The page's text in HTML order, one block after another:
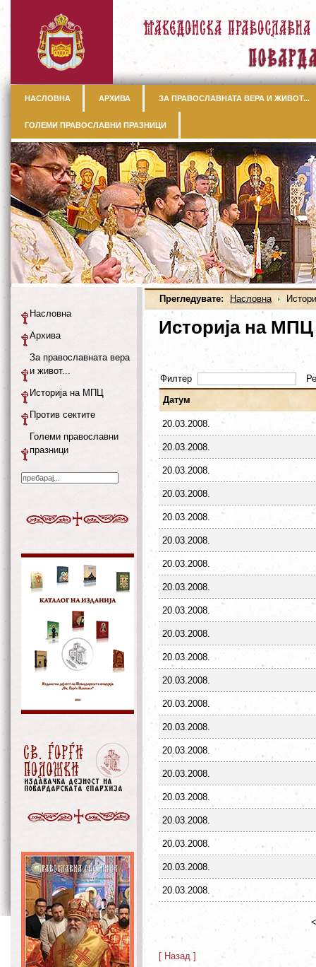
НАСЛОВНА АРХИВА ЗА ПРАВОСЛАВНАТА ВЕРА И ЖИВОТ...
ГОЛЕМИ ПРАВОСЛАВНИ ПРАЗНИЦИ
Прегледувате: Насловна
Историја на МПЦ
Филтер
Датум
20.03.2008.
20.03.2008.
20.03.2008.
20.03.2008.
20.03.2008.
20.03.2008.
20.03.2008.
20.03.2008.
20.03.2008.
20.03.2008.
20.03.2008.
20.03.2008.
20.03.2008.
20.03.2008.
20.03.2008.
20.03.2008.
20.03.2008.
20.03.2008.
20.03.2008.
20.03.2008.
20.03.2008.
[ Назад ]
Насловна
Архива
За православната вера
и живот...
Историја на МПЦ
Против сектите
Големи православни
празници